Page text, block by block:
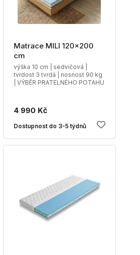
Matrace MILI 120x200
cm
výška 10 cm | sedvičová |
tvrdost 3 tvrdá | nosnost 90 kg
| VÝBĚR PRATELNÉHO POTAHU
4 990 Kč
Dostupnost do 3-5 týdnů